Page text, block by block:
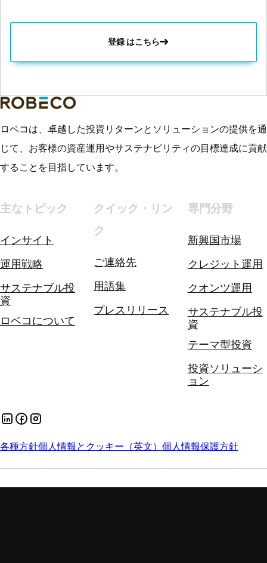
登録 はこちら
ロベコは、卓越した投資リターンとソリューションの提供を通
じて、お客様の資産運用やサステナビリティの目標達成に貢献
することを目指しています。
主なトピック
インサイト
運用戦略
サステナブル投
資
ロベコについて
クイック・リン
ク
ご連絡先
用語集
プレスリリース
専門分野
新興国市場
クレジット運用
クオンツ運用
サステナブル投
資
テーマ型投資
投資ソリューシ
ョン
各種方針個人情報とクッキー（英文） 個人情報保護方針